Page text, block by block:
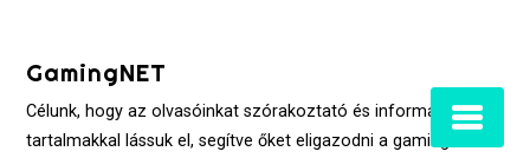
contentGamingNET
Célunk, hogy az olvasóinkat szórakoztató és informatív
tartalmakkal lássuk el, segítve őket eligazodni a gaming